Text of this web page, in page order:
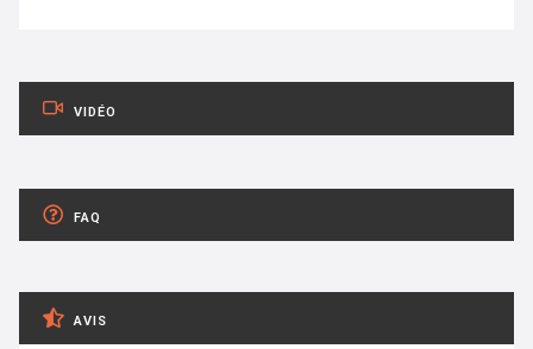
VIDÉO
FAQ
AVIS